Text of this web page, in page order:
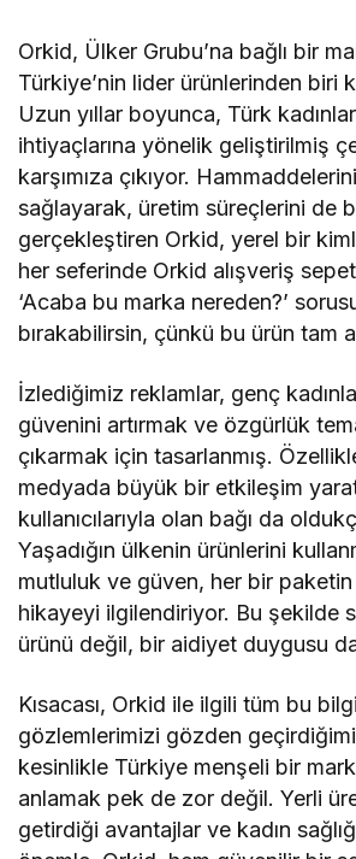
Orkid, Ülker Grubu’na bağlı bir
Türkiye’nin lider ürünlerinden biri
Uzun yıllar boyunca, Türk
ihtiyaçlarına yönelik geliştirilmiş
karşımıza çıkıyor.
sağlayarak, üretim süreçlerini de
gerçekleştiren Orkid, yerel bir
her seferinde Orkid alışveriş
‘Acaba bu marka nereden?’
bırakabilirsin, çünkü bu ürün tam
İzlediğimiz reklamlar, genç
güvenini artırmak ve özgürlük
çıkarmak için tasarlanmış.
medyada büyük bir etkileşim
kullanıcılarıyla olan bağı da
Yaşadığın ülkenin ürünlerini
mutluluk ve güven, her bir paketin
hikayeyi ilgilendiriyor. Bu şekilde
ürünü değil, bir aidiyet duygusu
Kısacası, Orkid ile ilgili tüm bu
gözlemlerimizi gözden
kesinlikle Türkiye menşeli bir
anlamak pek de zor değil. Yerli
getirdiği avantajlar ve kadın